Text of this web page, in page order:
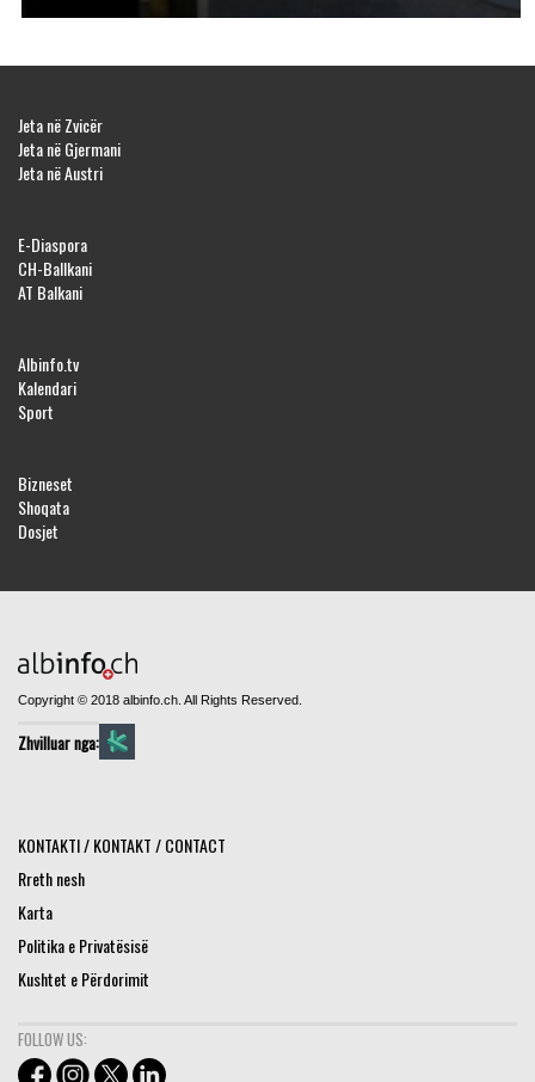
Jeta në Zvicër
Jeta në Gjermani
Jeta në Austri
E-Diaspora
CH-Ballkani
AT Balkani
Albinfo.tv
Kalendari
Sport
Bizneset
Shoqata
Dosjet
Copyright © 2018 albinfo.ch. All Rights Reserved.
Zhvilluar nga:
KONTAKTI / KONTAKT / CONTACT
Rreth nesh
Karta
Politika e Privatësisë
Kushtet e Përdorimit
FOLLOW US: